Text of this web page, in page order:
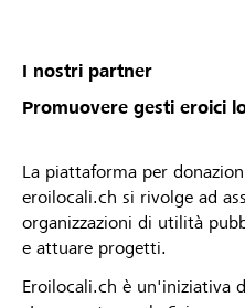
I nostri partner
Promuovere gesti eroici
La piattaforma per
eroilocali.ch si rivolge ad
organizzazioni di utilità
e attuare progetti.
Eroilocali.ch è un'iniziativa